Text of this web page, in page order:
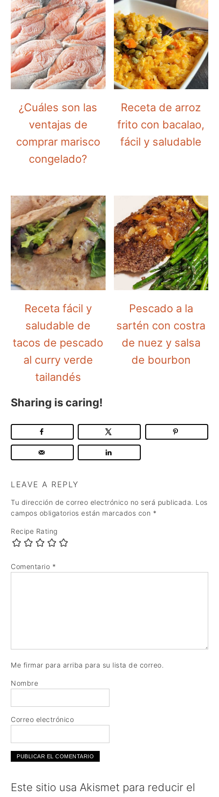
¿Cuáles son las
ventajas de
comprar marisco
congelado?
Receta de arroz
frito con bacalao,
fácil y saludable
Receta fácil y
saludable de
tacos de pescado
al curry verde
tailandés
Pescado a la
sartén con costra
de nuez y salsa
de bourbon
Sharing is caring!
LEAVE A REPLY
Tu dirección de correo electrónico no será publicada. Los
campos obligatorios están marcados con *
Recipe Rating
Comentario *
Me firmar para arriba para su lista de correo.
Nombre
Correo electrónico
Este sitio usa Akismet para reducir el